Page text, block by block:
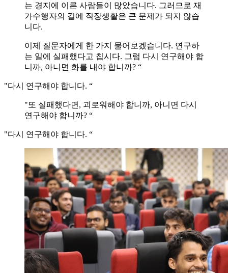
는 경지에 이른 사람들이 많았습니다. 그러므로 재
가수행자의 길에 직장생활은 큰 문제가 되지 않습
니다.
이제 질문자에게 한 가지 물어보겠습니다. 연구하
는 일에 실패했다고 칩시다. 그럼 다시 연구해야 합
니까, 아니면 화를 내야 합니까? “
"다시 연구해야 합니다. “
"또 실패했다면, 괴로워해야 합니까, 아니면 다시
연구해야 합니까? “
"다시 연구해야 합니다. “